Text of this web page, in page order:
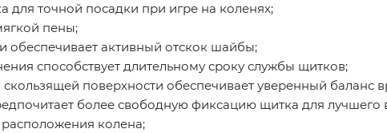
для точной посадки при игре на коленях;
пены;
обеспечивает активный отскок шайбы;
способствует длительному сроку службы щитков;
поверхности обеспечивает уверенный баланс
более свободную фиксацию щитка для
колена;